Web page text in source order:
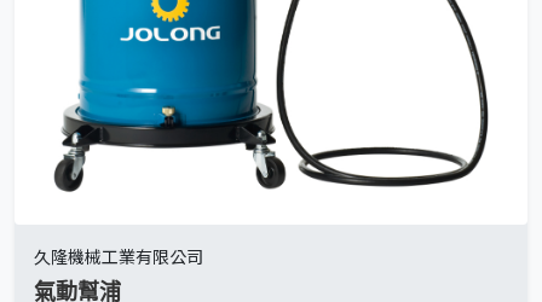
久隆機械工業有限公司
氣動幫浦